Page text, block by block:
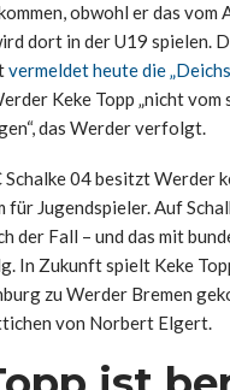
obwohl er das vom
dort in der U19 spielen.
vermeldet heute die
Keke Topp „nicht vom
das Werder verfolgt.
Schalke 04 besitzt Werder
für Jugendspieler. Auf
der Fall – und das mit
In Zukunft spielt Keke
zu Werder Bremen
von Norbert Elgert.